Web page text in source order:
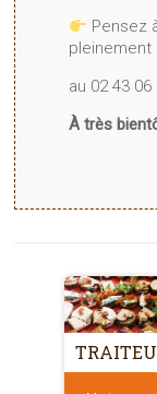
Pensez
au 02 43
À très